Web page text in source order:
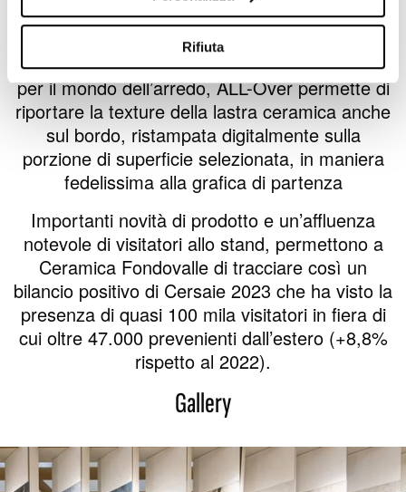
Rifiuta
avvalere della tecnologiaALL-OVERconcessa
in esclusiva a Fondovalle e oggetto di
domanda di brevetto. Pensata appositamente
per il mondo dell’arredo, ALL-Over permette di
riportare la texture della lastra ceramica anche
sul bordo, ristampata digitalmente sulla
porzione di superficie selezionata, in maniera
fedelissima alla grafica di partenza
Importanti novità di prodotto e un’affluenza
notevole di visitatori allo stand, permettono a
Ceramica Fondovalle di tracciare così un
bilancio positivo di Cersaie 2023 che ha visto la
presenza di quasi 100 mila visitatori in fiera di
cui oltre 47.000 prevenienti dall’estero (+8,8%
rispetto al 2022).
Gallery